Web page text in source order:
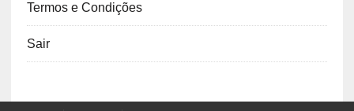
Termos e Condições
Sair